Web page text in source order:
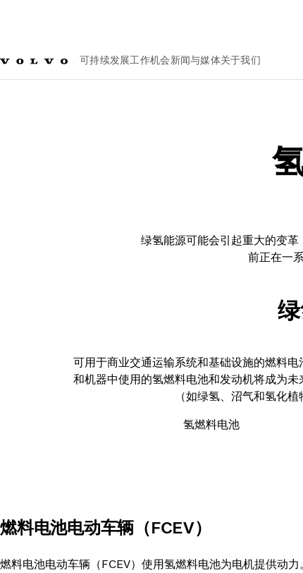
可持续发展工作机会新闻与媒体关于我们
绿氢能源可能会引起重大的变革
前正在一
可用于商业交通运输系统和基础设施的燃料
和机器中使用的氢燃料电池和发动机将成为
（如绿氢、沼气和氢化
氢燃料电池
燃料电池电动车辆（FCEV）
燃料电池电动车辆（FCEV）使用氢燃料电池为电机提供动